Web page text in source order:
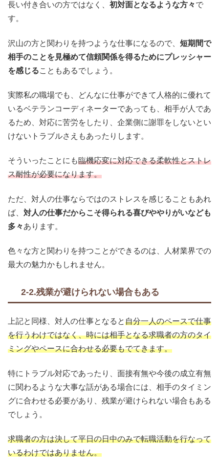
長い付き合いの方ではなく、 初対面となるような方々で
す。
沢山の方と関わりを持つような仕事になるので、 短期間で
相手のことを見極めて信頼関係を得るためにプレッシャー
を感じることもあるでしょう。
実際私の職場でも、どんなに仕事ができて人格的に優れて
いるベテランコーディネーターであっても、相手が人であ
るため、対応に苦労をしたり、企業側に謝罪をしないとい
けないトラブルさえもあったりします。
そういったことにも臨機応変に対応できる柔軟性とストレ
ス耐性が必要になります。
ただ、対人の仕事ならではのストレスを感じることもあれ
ば、 対人の仕事だからこそ得られる喜びややりがいなども
多々あります。
色々な方と関わりを持つことができるのは、人材業界での
最大の魅力かもしれません。
2-2.残業が避けられない場合もある
上記と同様、対人の仕事となると自分一人のペースで仕事
を行うわけではなく、時には相手となる求職者の方のタイ
ミングやペースに合わせる必要もでてきます。
特にトラブル対応であったり、面接有無や今後の成立有無
に関わるような大事な話がある場合には、相手のタイミン
グに合わせる必要があり、残業が避けられない場合もある
でしょう。
求職者の方は決して平日の日中のみで転職活動を行なって
いるわけではありません。